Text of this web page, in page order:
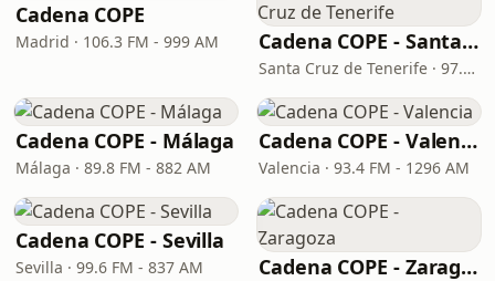
Cadena COPE
Madrid · 106.3 FM - 999 AM Cadena COPE - Santa Cruz de Tenerife
Santa Cruz de Tenerife · 97.1 FM - 882 AM
Cadena COPE - Málaga
Málaga · 89.8 FM - 882 AM
Cadena COPE - Valencia
Valencia · 93.4 FM - 1296 AM
Cadena COPE - Sevilla
Sevilla · 99.6 FM - 837 AM Cadena COPE - Zaragoza